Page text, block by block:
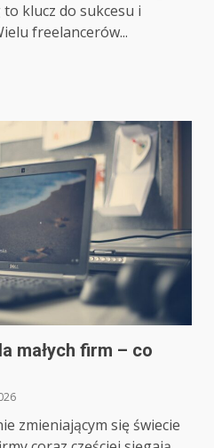
klucz do sukcesu i
freelancerów...
małych firm – co
zmieniającym się świecie